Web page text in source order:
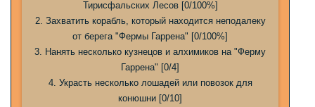
Тирисфальских Лесов [0/100%]
2. Захватить корабль, который находится неподалеку
от берега "Фермы Гаррена" [0/100%]
3. Нанять несколько кузнецов и алхимиков на "Ферму
Гаррена" [0/4]
4. Украсть несколько лошадей или повозок для
конюшни [0/10]